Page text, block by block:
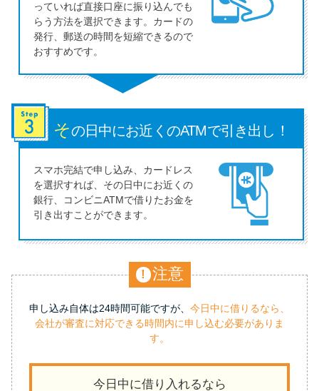
っていれば直接口座に振り込んでも
らう方法を選択できます。カードの
発行、郵送の時間を短縮できるので
おすすめです。
その日中にお近くのATMで引き出し！
スマホ完結で申し込み、カードレス
を選択すれば、その日中にお近くの
銀行、コンビニATMで借りたお金を
引き出すことができます。
! 注意
申し込み自体は24時間可能ですが、 今日中に借りるなら、
会社が審査に対応できる時間内に申し込む必要がありま
す。
今日中に借り入れるなら